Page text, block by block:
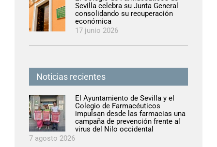
Sevilla celebra su Junta General
consolidando su recuperación
económica
17 junio 2026
Noticias recientes
El Ayuntamiento de Sevilla y el
Colegio de Farmacéuticos
impulsan desde las farmacias una
campaña de prevención frente al
virus del Nilo occidental
7 agosto 2026